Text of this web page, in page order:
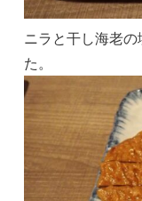
ニラと干し海老
た。